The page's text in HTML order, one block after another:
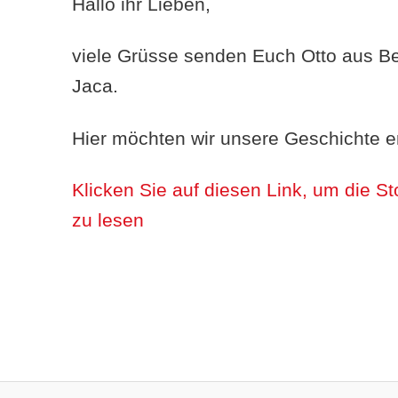
viele Grüsse senden Euch Otto aus
Jaca.
Hier möchten wir unsere Geschichte
Klicken Sie auf diesen Link, um die
zu lesen